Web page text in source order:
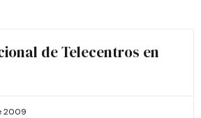
de Telecentros en
2009